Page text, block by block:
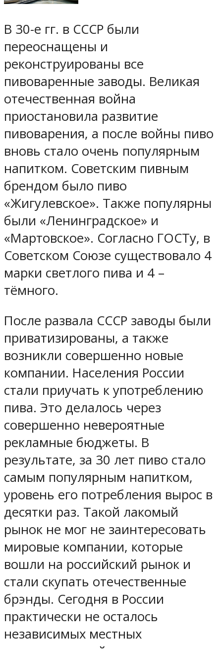
В 30-е гг. в СССР были
переоснащены и
реконструированы все
пивоваренные заводы. Великая
отечественная война
приостановила развитие
пивоварения, а после войны пиво
вновь стало очень популярным
напитком. Советским пивным
брендом было пиво
«Жигулевское». Также популярны
были «Ленинградское» и
«Мартовское». Согласно ГОСТу, в
Советском Союзе существовало 4
марки светлого пива и 4 –
тёмного.
После развала СССР заводы были
приватизированы, а также
возникли совершенно новые
компании. Населения России
стали приучать к употреблению
пива. Это делалось через
совершенно невероятные
рекламные бюджеты. В
результате, за 30 лет пиво стало
самым популярным напитком,
уровень его потребления вырос в
десятки раз. Такой лакомый
рынок не мог не заинтересовать
мировые компании, которые
вошли на российский рынок и
стали скупать отечественные
брэнды. Сегодня в России
практически не осталось
независимых местных